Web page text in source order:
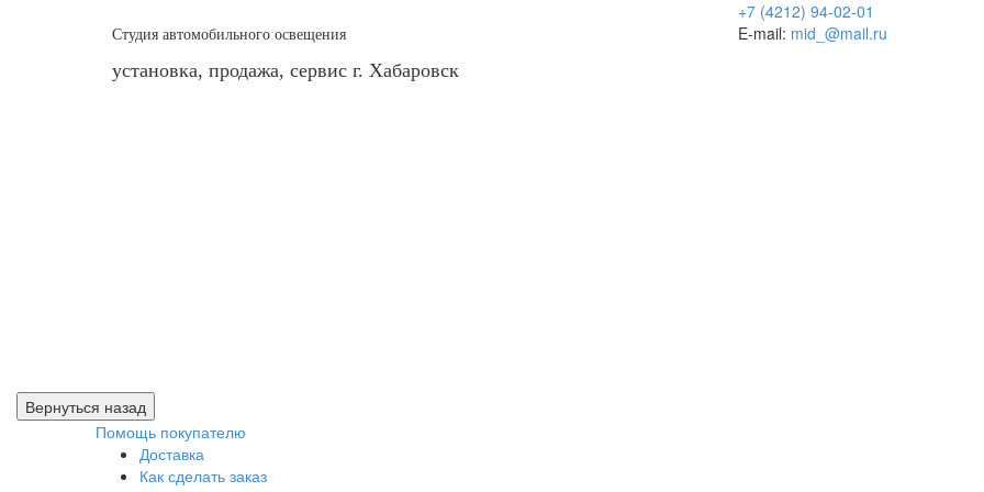
Студия автомобильного освещения
установка, продажа, сервис г. Хабаровск
+7 (4212) 94-02-01
E-mail: mid_@mail.ru
Помощь покупателю
Доставка
Как сделать заказ